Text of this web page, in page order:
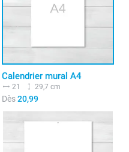
Calendrier mural A4
21 29,7 cm
Dès20,99